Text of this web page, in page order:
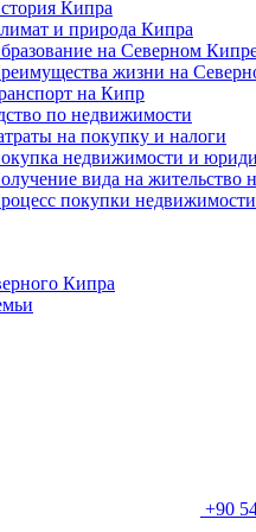
Кипра
и природа Кипра
на Северном
жизни на
на Кипр
по недвижимости
на покупку и налоги
недвижимости и
вида на жительство
покупки недвижимости
Кипра
+90